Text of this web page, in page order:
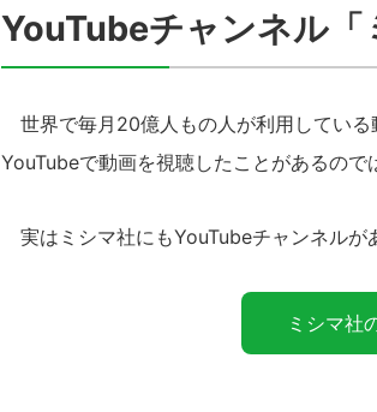
YouTubeチャンネル「
世界で毎月20億人もの人が利用してい
YouTubeで動画を視聴したことがあるので
実はミシマ社にもYouTubeチャンネルが
ミシマ社